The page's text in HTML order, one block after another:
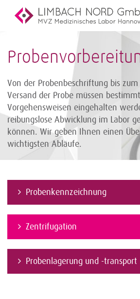
Von der Probenbeschriftung bis
Versand der Probe müssen
Vorgehensweisen eingehalten
reibungslose Abwicklung im Labor
können. Wir geben Ihnen einen
wichtigsten Abläufe.
Probenkennzeichnung
Zentrifugation
Probenlagerung und -transport